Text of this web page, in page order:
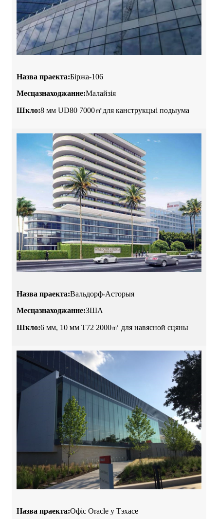
Назва праекта:Біржа-106
Месцазнаходжанне:Малайзія
Шкло:8 мм UD80 7000㎡для канструкцыі подыума
Назва праекта:Вальдорф-Асторыя
Месцазнаходжанне:ЗША
Шкло:6 мм, 10 мм T72 2000㎡ для навясной сцяны
Назва праекта:Офіс Oracle у Тэхасе